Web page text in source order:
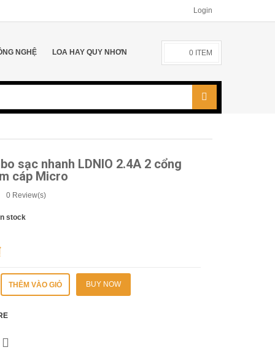
Login
NGHỆ LOA HAY QUY NHƠN 0 ITEM
sạc nhanh LDNIO 2.4A 2 cổng
cáp Micro
0Review(s)
stock
THÊM VÀO GIỎ BUY NOW